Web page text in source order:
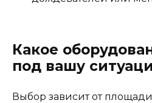
Какое
под вашу
Выбор зависит от площади